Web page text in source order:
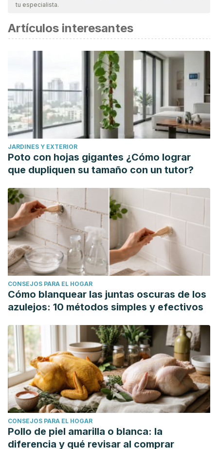
tu especialista.
Artículos interesantes
JARDINES Y EXTERIOR
Poto con hojas gigantes ¿Cómo lograr
que dupliquen su tamaño con un tutor?
CONSEJOS PARA EL HOGAR
Cómo blanquear las juntas oscuras de los
azulejos: 10 métodos simples y efectivos
CONSEJOS PARA EL HOGAR
Pollo de piel amarilla o blanca: la
diferencia y qué revisar al comprar